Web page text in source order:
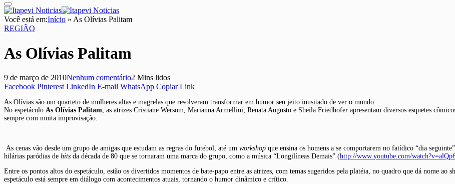
Você está em:Início » As Olívias Palitam
REGIÃO
As Olívias Palitam
9 de março de 2010Nenhum comentário2 Mins lidos
Facebook Pinterest LinkedIn E-mail WhatsApp Copiar Link
As Olívias são um quarteto de mulheres altas e magrelas que resolveram transformar em humor seu jeito inusitado de ver o mundo.
No espetáculo As Olívias Palitam, as atrizes Cristiane Wersom, Marianna Armellini, Renata Augusto e Sheila Friedhofer apresentam diversos esquetes
sempre com muita improvisação.
As cenas vão desde um grupo de amigas que estudam as regras do futebol, até um workshop que ensina os homens a se comportarem no fatídico “dia
hilárias paródias de hits da década de 80 que se tornaram uma marca do grupo, como a música “Longilíneas Demais” (http://www.youtube.com/
Entre os pontos altos do espetáculo, estão os divertidos momentos de bate-papo entre as atrizes, com temas sugeridos pela platéia, no quadro que dá nome ao
espetáculo está sempre em diálogo com acontecimentos atuais, tornando o humor dinâmico e crítico.